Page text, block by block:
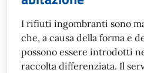
I rifiuti ingombranti sono
che, a causa della forma e
possono essere introdotti
raccolta differenziata. Il